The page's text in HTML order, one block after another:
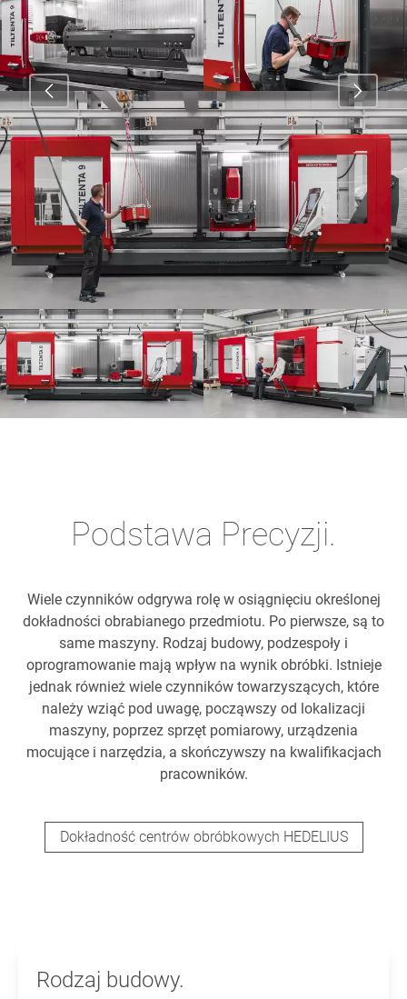
Podstawa Precyzji.
Wiele czynników odgrywa rolę w osiągnięciu określonej
dokładności obrabianego przedmiotu. Po pierwsze, są to
same maszyny. Rodzaj budowy, podzespoły i
oprogramowanie mają wpływ na wynik obróbki. Istnieje
jednak również wiele czynników towarzyszących, które
należy wziąć pod uwagę, począwszy od lokalizacji
maszyny, poprzez sprzęt pomiarowy, urządzenia
mocujące i narzędzia, a skończywszy na kwalifikacjach
pracowników.
Dokładność centrów obróbkowych HEDELIUS
Rodzaj budowy.